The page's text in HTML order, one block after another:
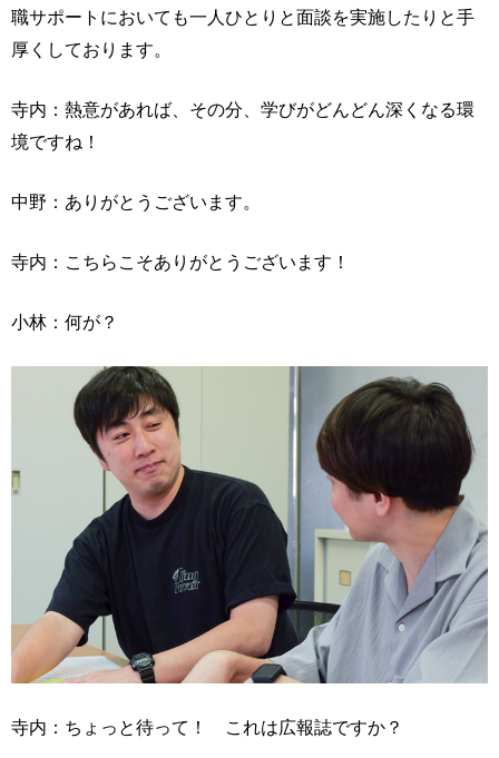
職サポートにおいても一人ひとりと面談を実施したりと手
厚くしております。
寺内：熱意があれば、その分、学びがどんどん深くなる環
境ですね！
中野：ありがとうございます。
寺内：こちらこそありがとうございます！
小林：何が？
寺内：ちょっと待って！ これは広報誌ですか？